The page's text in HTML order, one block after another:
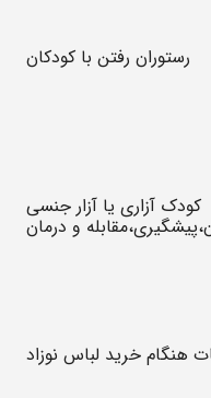
رستوران رفتن با کودکان
کودک آزاری یا آزار جنسی
و درمان
هنگام خرید لباس نوزاد